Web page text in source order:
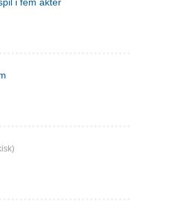
i fem akter